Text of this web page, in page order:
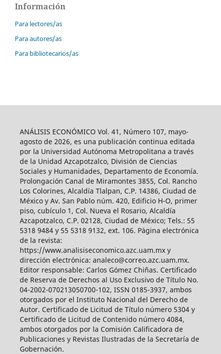
Información
Para lectores/as
Para autores/as
Para bibliotecarios/as
ANÁLISIS ECONÓMICO Vol. 41, Número 107, mayo-
agosto de 2026, es una publicación continua editada
por la Universidad Autónoma Metropolitana a través
de la Unidad Azcapotzalco, División de Ciencias
Sociales y Humanidades, Departamento de Economía.
Prolongación Canal de Miramontes 3855, Col. Rancho
Los Colorines, Alcaldía Tlalpan, C.P. 14386, Ciudad de
México y Av. San Pablo núm. 420, Edificio H-O, primer
piso, cubículo 1, Col. Nueva el Rosario, Alcaldía
Azcapotzalco, C.P. 02128, Ciudad de México; Tels.: 55
5318 9484 y 55 5318 9132, ext. 106. Página electrónica
de la revista:
https://www.analisiseconomico.azc.uam.mx y
dirección electrónica: analeco@correo.azc.uam.mx.
Editor responsable: Carlos Gómez Chiñas. Certificado
de Reserva de Derechos al Uso Exclusivo de Título No.
04-2002-070213050700-102, ISSN 0185-3937, ambos
otorgados por el Instituto Nacional del Derecho de
Autor. Certificado de Licitud de Título número 5304 y
Certificado de Licitud de Contenido número 4084,
ambos otorgados por la Comisión Calificadora de
Publicaciones y Revistas Ilustradas de la Secretaría de
Gobernación.